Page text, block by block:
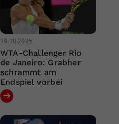
19.10.2025
WTA-Challenger Rio
de Janeiro: Grabher
schrammt am
Endspiel vorbei